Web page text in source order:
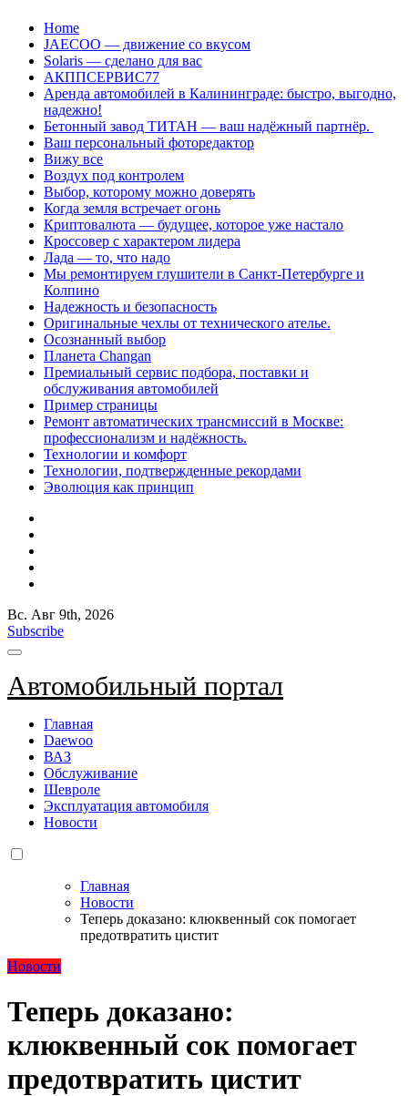
Перейти
содержанию
Home
JAECOO — движение со вкусом
Solaris — сделано для вас
АКППСЕРВИС77
Аренда автомобилей в Калининграде: быстро, выгодно,
надежно!
Бетонный завод ТИТАН — ваш надёжный партнёр.
Ваш персональный фоторедактор
Вижу все
Воздух под контролем
Выбор, которому можно доверять
Когда земля встречает огонь
Криптовалюта — будущее, которое уже настало
Кроссовер с характером лидера
Лада — то, что надо
Мы ремонтируем глушители в Санкт-Петербурге и
Колпино
Надежность и безопасность
Оригинальные чехлы от технического ателье.
Осознанный выбор
Планета Changan
Премиальный сервис подбора, поставки и
обслуживания автомобилей
Пример страницы
Ремонт автоматических трансмиссий в Москве:
профессионализм и надёжность.
Технологии и комфорт
Технологии, подтвержденные рекордами
Эволюция как принцип
Вс. Авг 9th, 2026
Subscribe
Автомобильный портал
Главная
Daewoo
ВАЗ
Обслуживание
Шевроле
Эксплуатация автомобиля
Новости
Главная
Новости
Теперь доказано: клюквенный сок помогает
предотвратить цистит
Новости
Теперь доказано:
клюквенный сок помогает
предотвратить цистит